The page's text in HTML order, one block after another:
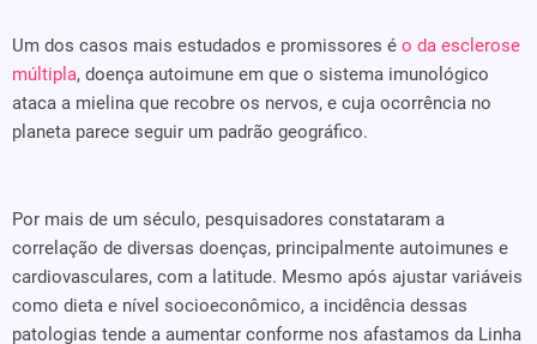
Um dos casos mais estudados e promissores é o da esclerose
múltipla, doença autoimune em que o sistema imunológico
ataca a mielina que recobre os nervos, e cuja ocorrência no
planeta parece seguir um padrão geográfico.
Por mais de um século, pesquisadores constataram a
correlação de diversas doenças, principalmente autoimunes e
cardiovasculares, com a latitude. Mesmo após ajustar variáveis
como dieta e nível socioeconômico, a incidência dessas
patologias tende a aumentar conforme nos afastamos da Linha